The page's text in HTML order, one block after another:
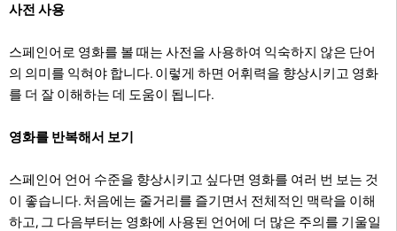
사전 사용
스페인어로 영화를 볼 때는 사전을 사용하여 익숙하지 않은 단어
의 의미를 익혀야 합니다. 이렇게 하면 어휘력을 향상시키고 영화
를 더 잘 이해하는 데 도움이 됩니다.
영화를 반복해서 보기
스페인어 언어 수준을 향상시키고 싶다면 영화를 여러 번 보는 것
이 좋습니다. 처음에는 줄거리를 즐기면서 전체적인 맥락을 이해
하고, 그 다음부터는 영화에 사용된 언어에 더 많은 주의를 기울일